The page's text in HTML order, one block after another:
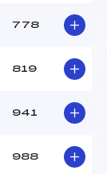
778
819
941
988